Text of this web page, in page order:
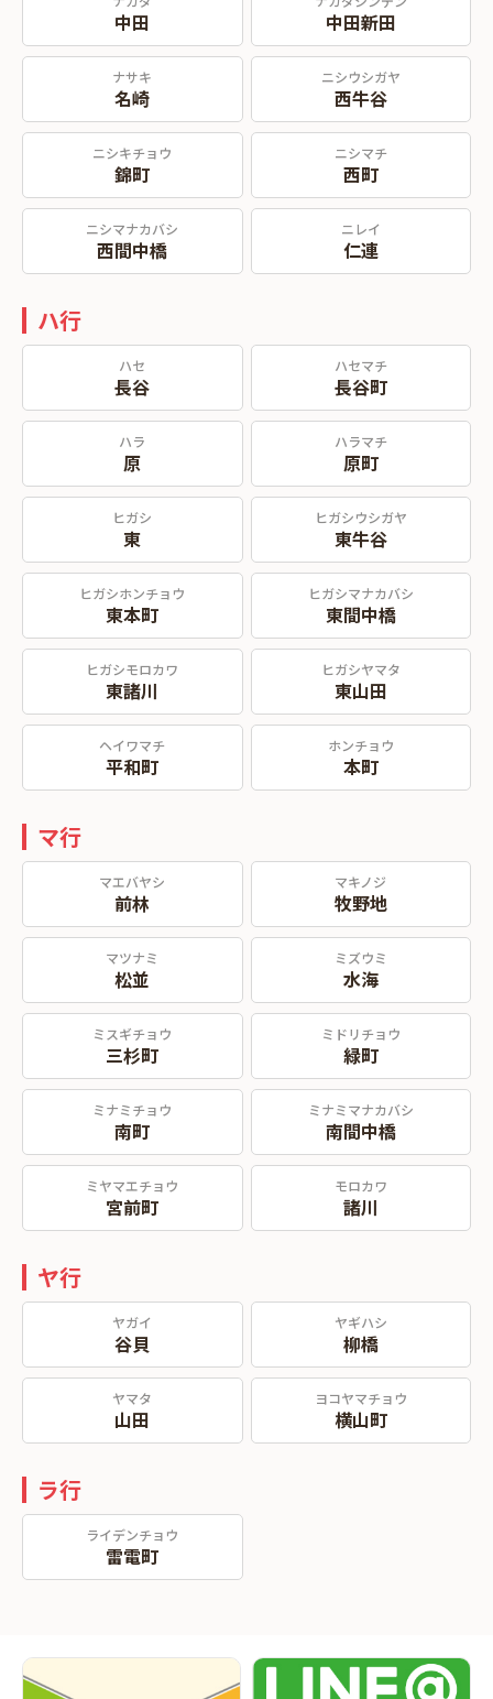
中田 中田新田
ナサキ
名崎
ニシウシガヤ
西牛谷
ニシキチョウ
錦町
ニシマチ
西町
ニシマナカバシ
西間中橋
ニレイ
仁連
ハ行
ハセ
長谷
ハセマチ
長谷町
ハラ
原
ハラマチ
原町
ヒガシ
東
ヒガシウシガヤ
東牛谷
ヒガシホンチョウ
東本町
ヒガシマナカバシ
東間中橋
ヒガシモロカワ
東諸川
ヒガシヤマタ
東山田
ヘイワマチ
平和町
ホンチョウ
本町
マ行
マエバヤシ
前林
マキノジ
牧野地
マツナミ
松並
ミズウミ
水海
ミスギチョウ
三杉町
ミドリチョウ
緑町
ミナミチョウ
南町
ミナミマナカバシ
南間中橋
ミヤマエチョウ
宮前町
モロカワ
諸川
ヤ行
ヤガイ
谷貝
ヤギハシ
柳橋
ヤマタ
山田
ヨコヤマチョウ
横山町
ラ行
ライデンチョウ
雷電町